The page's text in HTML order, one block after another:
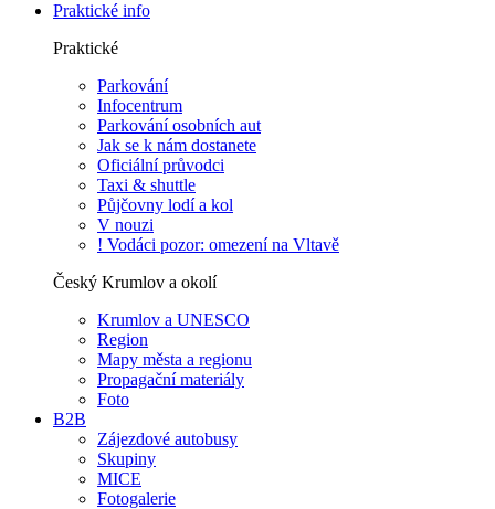
Praktické info
Praktické
Parkování
Infocentrum
Parkování osobních aut
Jak se k nám dostanete
Oficiální průvodci
Taxi & shuttle
Půjčovny lodí a kol
V nouzi
! Vodáci pozor: omezení na Vltavě
Český Krumlov a okolí
Krumlov a UNESCO
Region
Mapy města a regionu
Propagační materiály
Foto
B2B
Zájezdové autobusy
Skupiny
MICE
Fotogalerie